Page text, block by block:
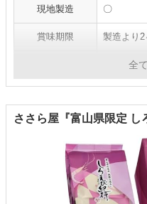
現地製造 〇
賞味期限 製造より2
全
ささら屋『富山県限定 し